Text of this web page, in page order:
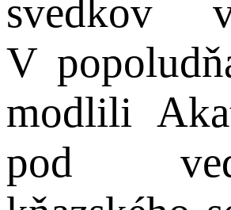
svedkov
V
modlili
pod